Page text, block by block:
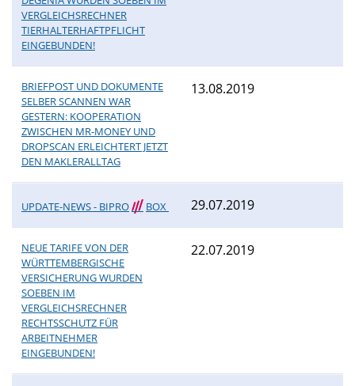
VERGLEICHSRECHNER
TIERHALTERHAFTPFLICHT
EINGEBUNDEN!
BRIEFPOST UND DOKUMENTE
SELBER SCANNEN WAR
GESTERN: KOOPERATION
ZWISCHEN MR-MONEY UND
DROPSCAN ERLEICHTERT JETZT
DEN MAKLERALLTAG
13.08.2019
UPDATE-NEWS - BIPRO/// BOX 29.07.2019
NEUE TARIFE VON DER
WÜRTTEMBERGISCHE
VERSICHERUNG WURDEN
SOEBEN IM
VERGLEICHSRECHNER
RECHTSSCHUTZ FÜR
ARBEITNEHMER
EINGEBUNDEN!
22.07.2019